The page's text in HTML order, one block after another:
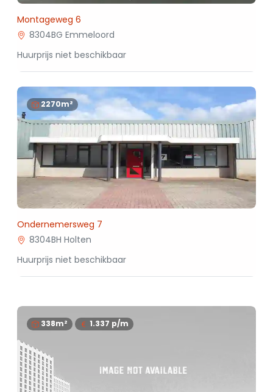
Montageweg 6
8304BG Emmeloord
Huurprijs niet beschikbaar
2270m²
Ondernemersweg 7
8304BH Holten
Huurprijs niet beschikbaar
338m² 1.337 p/m